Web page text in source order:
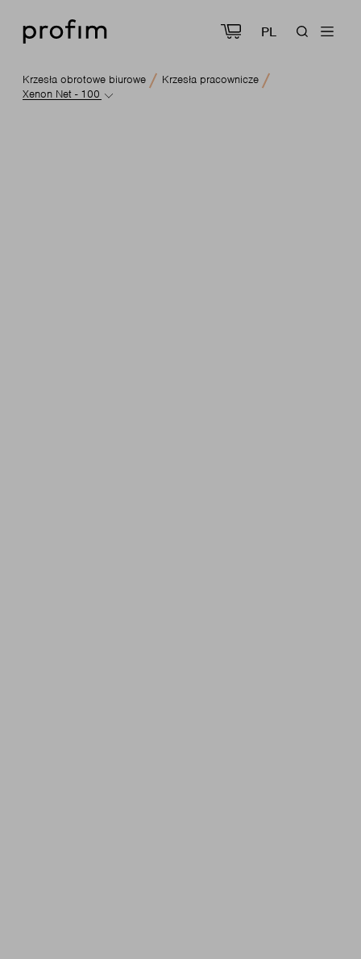
PL
Krzesła obrotowe biurowe
Krzesła pracownicze
Xenon Net - 100